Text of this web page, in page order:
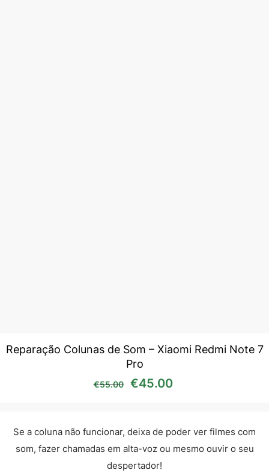
Reparação Colunas de Som – Xiaomi Redmi Note 7
Pro
€55.00 O preço original era:
€45.00
Se a coluna não funcionar, deixa de poder ver filmes com
som, fazer chamadas em alta-voz ou mesmo ouvir o seu
despertador!